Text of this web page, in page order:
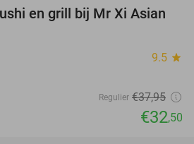
14%
en grill bij Mr Xi Asian
9.5 star
Regulier €37,95
€32,50